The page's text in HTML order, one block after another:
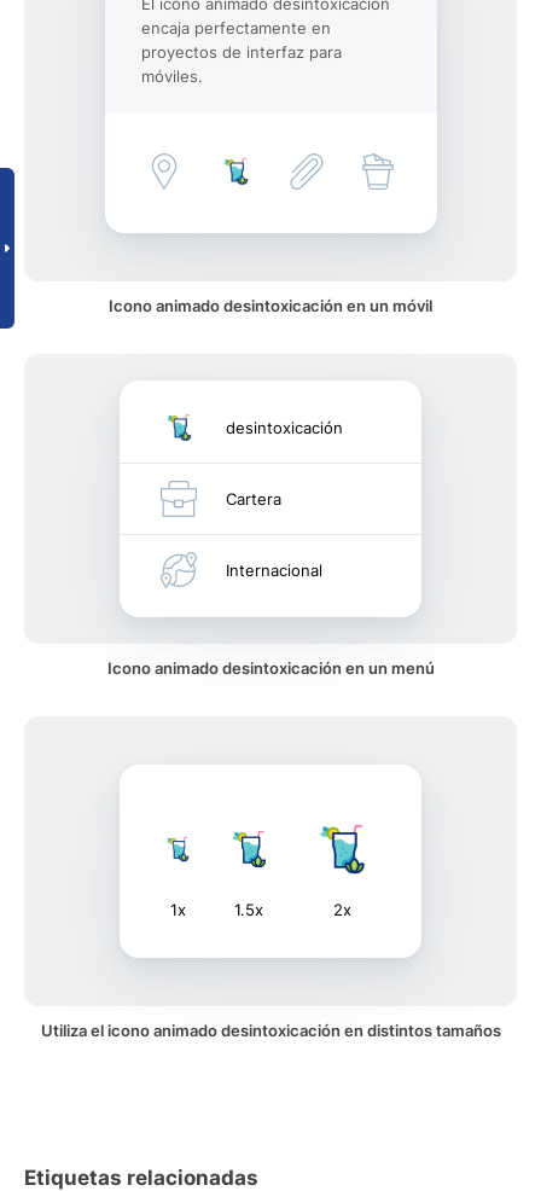
encaja perfectamente en
proyectos de interfaz para
móviles.
Icono animado desintoxicación en un móvil
desintoxicación
Cartera
Internacional
Icono animado desintoxicación en un menú
1x 1.5x 2x
Utiliza el icono animado desintoxicación en distintos tamaños
Etiquetas relacionadas